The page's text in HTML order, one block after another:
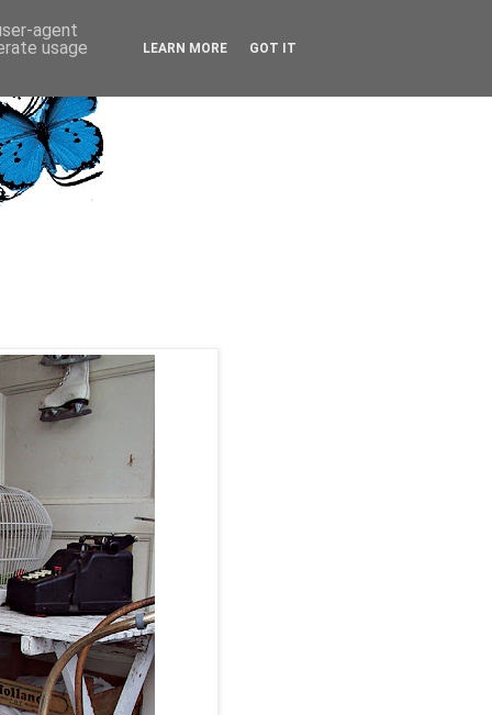
agent
usage
LEARN MORE GOT IT